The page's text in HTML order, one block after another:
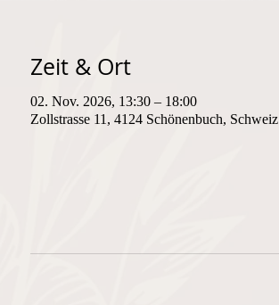
Zeit & Ort
02. Nov. 2026, 13:30 – 18:00
Zollstrasse 11, 4124 Schönenbuch, Schweiz